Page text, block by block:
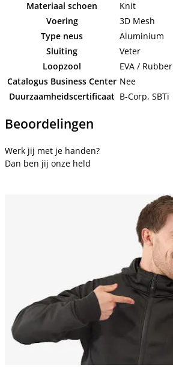
Materiaal schoen
Knit
Voering
3D Mesh
Type neus
Aluminium
Sluiting
Veter
Loopzool
EVA / Rubber
Catalogus Business Center Nee
Duurzaamheidscertificaat B-Corp, SBTi
Beoordelingen
Werk jij met je handen?
Dan ben jij onze held